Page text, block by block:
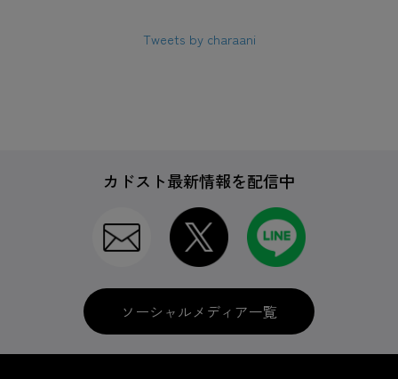
Tweets by charaani
カドスト最新情報を配信中
ソーシャルメディア一覧